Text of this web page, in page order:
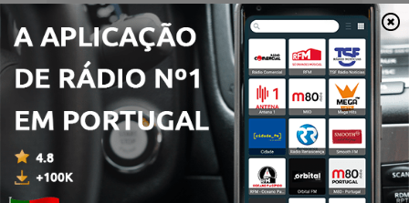
- Stronghold 052
15 jul. 2020
49 - Stronghold 051
48 - Stronghold 050
06 mar. 2020
Stronghold 049